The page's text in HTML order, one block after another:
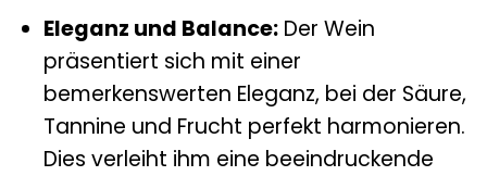
Eleganz und Balance:Der Wein
präsentiert sich mit einer
bemerkenswerten Eleganz, bei der Säure,
Tannine und Frucht perfekt harmonieren.
Dies verleiht ihm eine beeindruckende